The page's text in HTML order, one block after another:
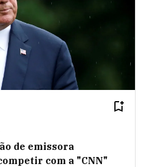
de emissora
com a "CNN"